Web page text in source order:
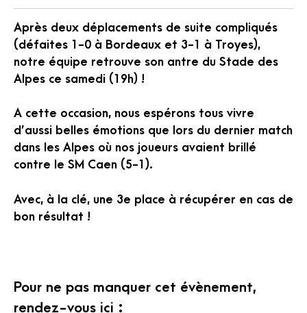
Après deux déplacements de suite compliqués
(défaites 1-0 à Bordeaux et 3-1 à Troyes),
notre équipe retrouve son antre du Stade des
Alpes ce samedi (19h) !
A cette occasion, nous espérons tous vivre
d’aussi belles émotions que lors du dernier match
dans les Alpes où nos joueurs avaient brillé
contre le SM Caen (5-1).
Avec, à la clé, une 3e place à récupérer en cas de
bon résultat !
Pour ne pas manquer cet évènement,
rendez-vous ici :